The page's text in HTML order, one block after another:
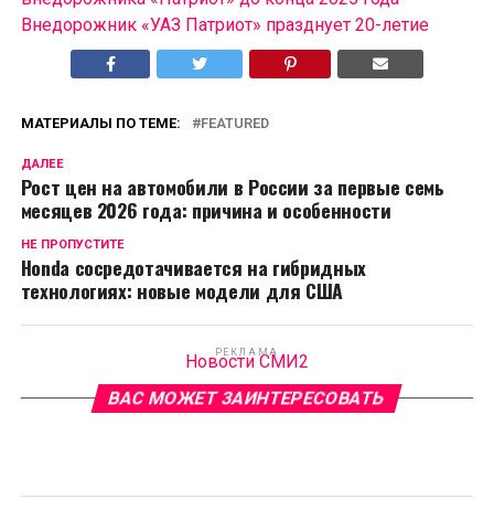
Внедорожник «УАЗ Патриот» празднует 20-летие
МАТЕРИАЛЫ ПО ТЕМЕ: FEATURED
ДАЛЕЕ
Рост цен на автомобили в России за первые семь
месяцев 2026 года: причина и особенности
НЕ ПРОПУСТИТЕ
Honda сосредотачивается на гибридных
технологиях: новые модели для США
РЕКЛАМА
Новости СМИ2
ВАС МОЖЕТ ЗАИНТЕРЕСОВАТЬ